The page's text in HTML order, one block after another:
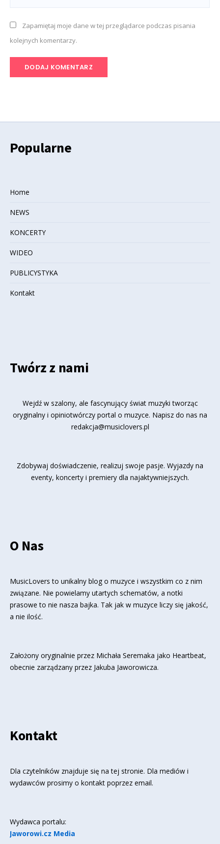
Zapamiętaj moje dane w tej przeglądarce podczas pisania
kolejnych komentarzy.
Popularne
Home
NEWS
KONCERTY
WIDEO
PUBLICYSTYKA
Kontakt
Twórz z nami
Wejdź w szalony, ale fascynujący świat muzyki tworząc
oryginalny i opiniotwórczy portal o muzyce. Napisz do nas na
redakcja@musiclovers.pl
Zdobywaj doświadczenie, realizuj swoje pasje. Wyjazdy na
eventy, koncerty i premiery dla najaktywniejszych.
O Nas
MusicLovers to unikalny blog o muzyce i wszystkim co z nim
związane. Nie powielamy utartych schematów, a notki
prasowe to nie nasza bajka. Tak jak w muzyce liczy się jakość,
a nie ilość.
Założony oryginalnie przez Michała Seremaka jako Heartbeat,
obecnie zarządzany przez Jakuba Jaworowicza.
Kontakt
Dla czytelników znajduje się na tej stronie. Dla mediów i
wydawców prosimy o kontakt poprzez email.
Wydawca portalu:
Jaworowi.cz Media